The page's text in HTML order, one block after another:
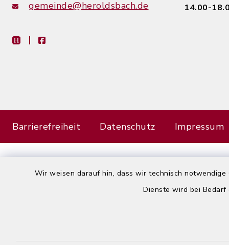
Wir weisen darauf hin, dass wir technisch
Dienste wird bei
gemeinde@heroldsbach.de
heimat-infofacebook
14.00-
Barrierefreiheit Datenschutz Impressum